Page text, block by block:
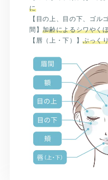
に
【目の上、目の下、ゴル
間】加齢によるシワやく
【唇（上・下）】ぷっく